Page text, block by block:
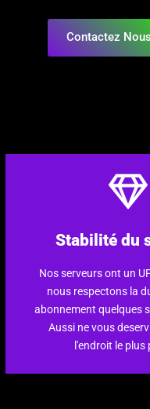
Contactez Nous
Stabilité du
Nos serveurs ont un
nous respectons la
abonnement quelques
Aussi ne vous
l'endroit le plus
Rapidité du
expérience de
Grâce à une
films et séries sans
En savoir